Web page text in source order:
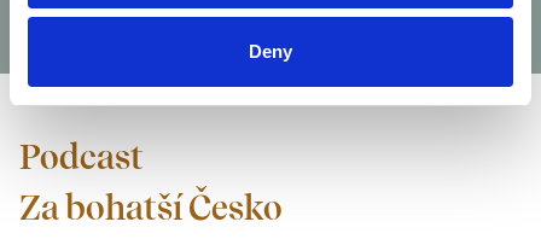
Deny
Podcast
Za bohatší Česko